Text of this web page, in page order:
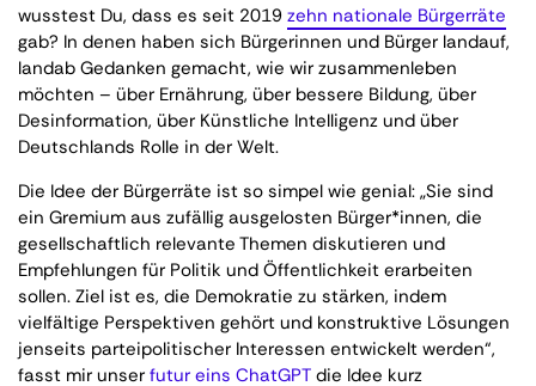
wusstest Du, dass es seit 2019 zehn nationale Bürgerräte
gab? In denen haben sich Bürgerinnen und Bürger landauf,
landab Gedanken gemacht, wie wir zusammenleben
möchten – über Ernährung, über bessere Bildung, über
Desinformation, über Künstliche Intelligenz und über
Deutschlands Rolle in der Welt.
Die Idee der Bürgerräte ist so simpel wie genial: „Sie sind
ein Gremium aus zufällig ausgelosten Bürger*innen, die
gesellschaftlich relevante Themen diskutieren und
Empfehlungen für Politik und Öffentlichkeit erarbeiten
sollen. Ziel ist es, die Demokratie zu stärken, indem
vielfältige Perspektiven gehört und konstruktive Lösungen
jenseits parteipolitischer Interessen entwickelt werden“,
fasst mir unser futur eins ChatGPT die Idee kurz